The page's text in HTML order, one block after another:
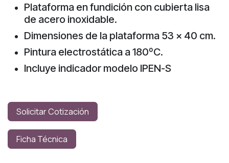
Plataforma en fundición con cubierta lisa
de acero inoxidable.
Dimensiones de la plataforma 53 x 40 cm.
Pintura electrostática a 180ºC.
Incluye indicador modelo IPEN-S
Solicitar Cotización
Ficha Técnica